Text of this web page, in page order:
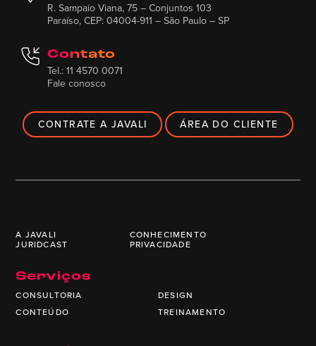
R. Sampaio Viana, 75 – Conjuntos 103
Paraíso, CEP: 04004-911 – São Paulo – SP
Contato
Tel.: 11 4570 0071
Fale conosco
CONTRATE A JAVALI ÁREA DO CLIENTE
A JAVALI CONHECIMENTO
JURIDCAST PRIVACIDADE
Serviços
CONSULTORIA
DESIGN
CONTEÚDO
TREINAMENTO